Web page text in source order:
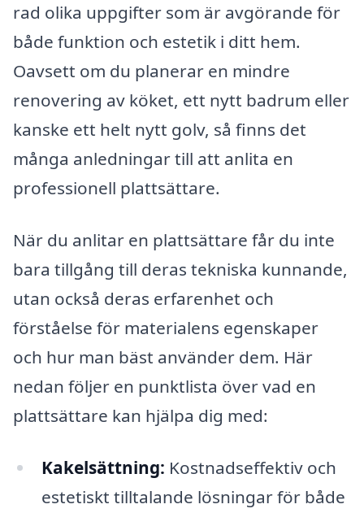
rad olika uppgifter som är avgörande för
både funktion och estetik i ditt hem.
Oavsett om du planerar en mindre
renovering av köket, ett nytt badrum eller
kanske ett helt nytt golv, så finns det
många anledningar till att anlita en
professionell plattsättare.
När du anlitar en plattsättare får du inte
bara tillgång till deras tekniska kunnande,
utan också deras erfarenhet och
förståelse för materialens egenskaper
och hur man bäst använder dem. Här
nedan följer en punktlista över vad en
plattsättare kan hjälpa dig med:
Kakelsättning: Kostnadseffektiv och
estetiskt tilltalande lösningar för både